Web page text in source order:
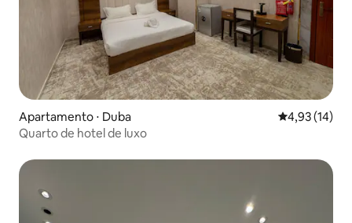
Apartamento ⋅ Duba 4,93 de uma
4,93 (14)
Quarto de hotel de luxo